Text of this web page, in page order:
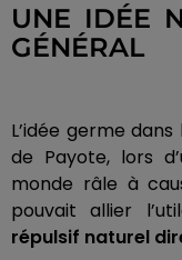
UNE IDÉE
GÉNÉRAL
L’idée germe
de Payote, lors
monde râle à
pouvait allier
répulsif naturel